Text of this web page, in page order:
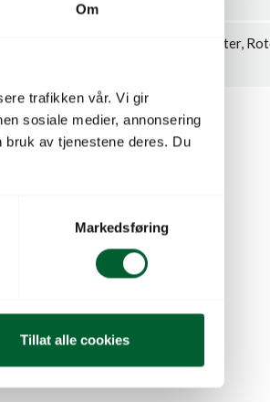
Om
trafikken vår. Vi gir
sosiale medier, annonsering
bruk av tjenestene deres. Du
Markedsføring
Tillat alle cookies
Halvfabrikata småplanter,